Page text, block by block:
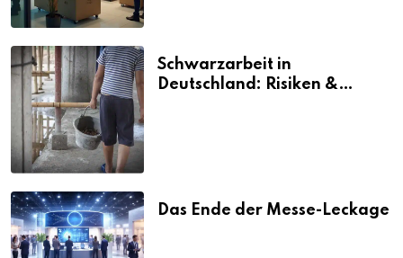
Schwarzarbeit in
Deutschland: Risiken &
Das Ende der Messe-Leckage